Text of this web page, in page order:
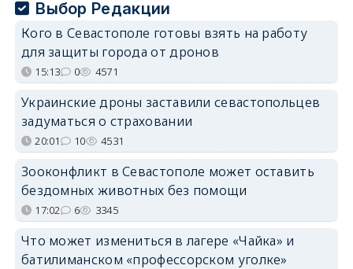
Выбор Редакции
Кого в Севастополе готовы взять на работу
для защиты города от дронов
15:13 0 4571
Украинские дроны заставили севастопольцев
задуматься о страховании
20:01 10 4531
Зооконфликт в Севастополе может оставить
бездомных животных без помощи
17:02 6 3345
Что может измениться в лагере «Чайка» и
батилиманском «профессорском уголке»